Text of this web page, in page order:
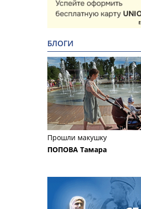
БЛОГИ
Прошли макушку
ПОПОВА Тамара